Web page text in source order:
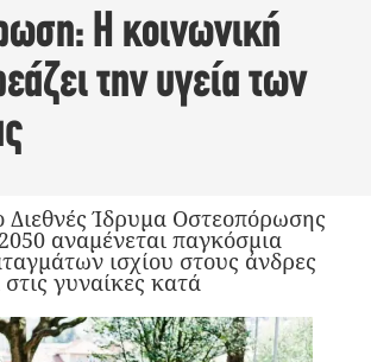
Η κοινωνική
την υγεία των
Ίδρυμα Οστεοπόρωσης
αναμένεται παγκόσμια
ισχίου στους άνδρες
γυναίκες κατά